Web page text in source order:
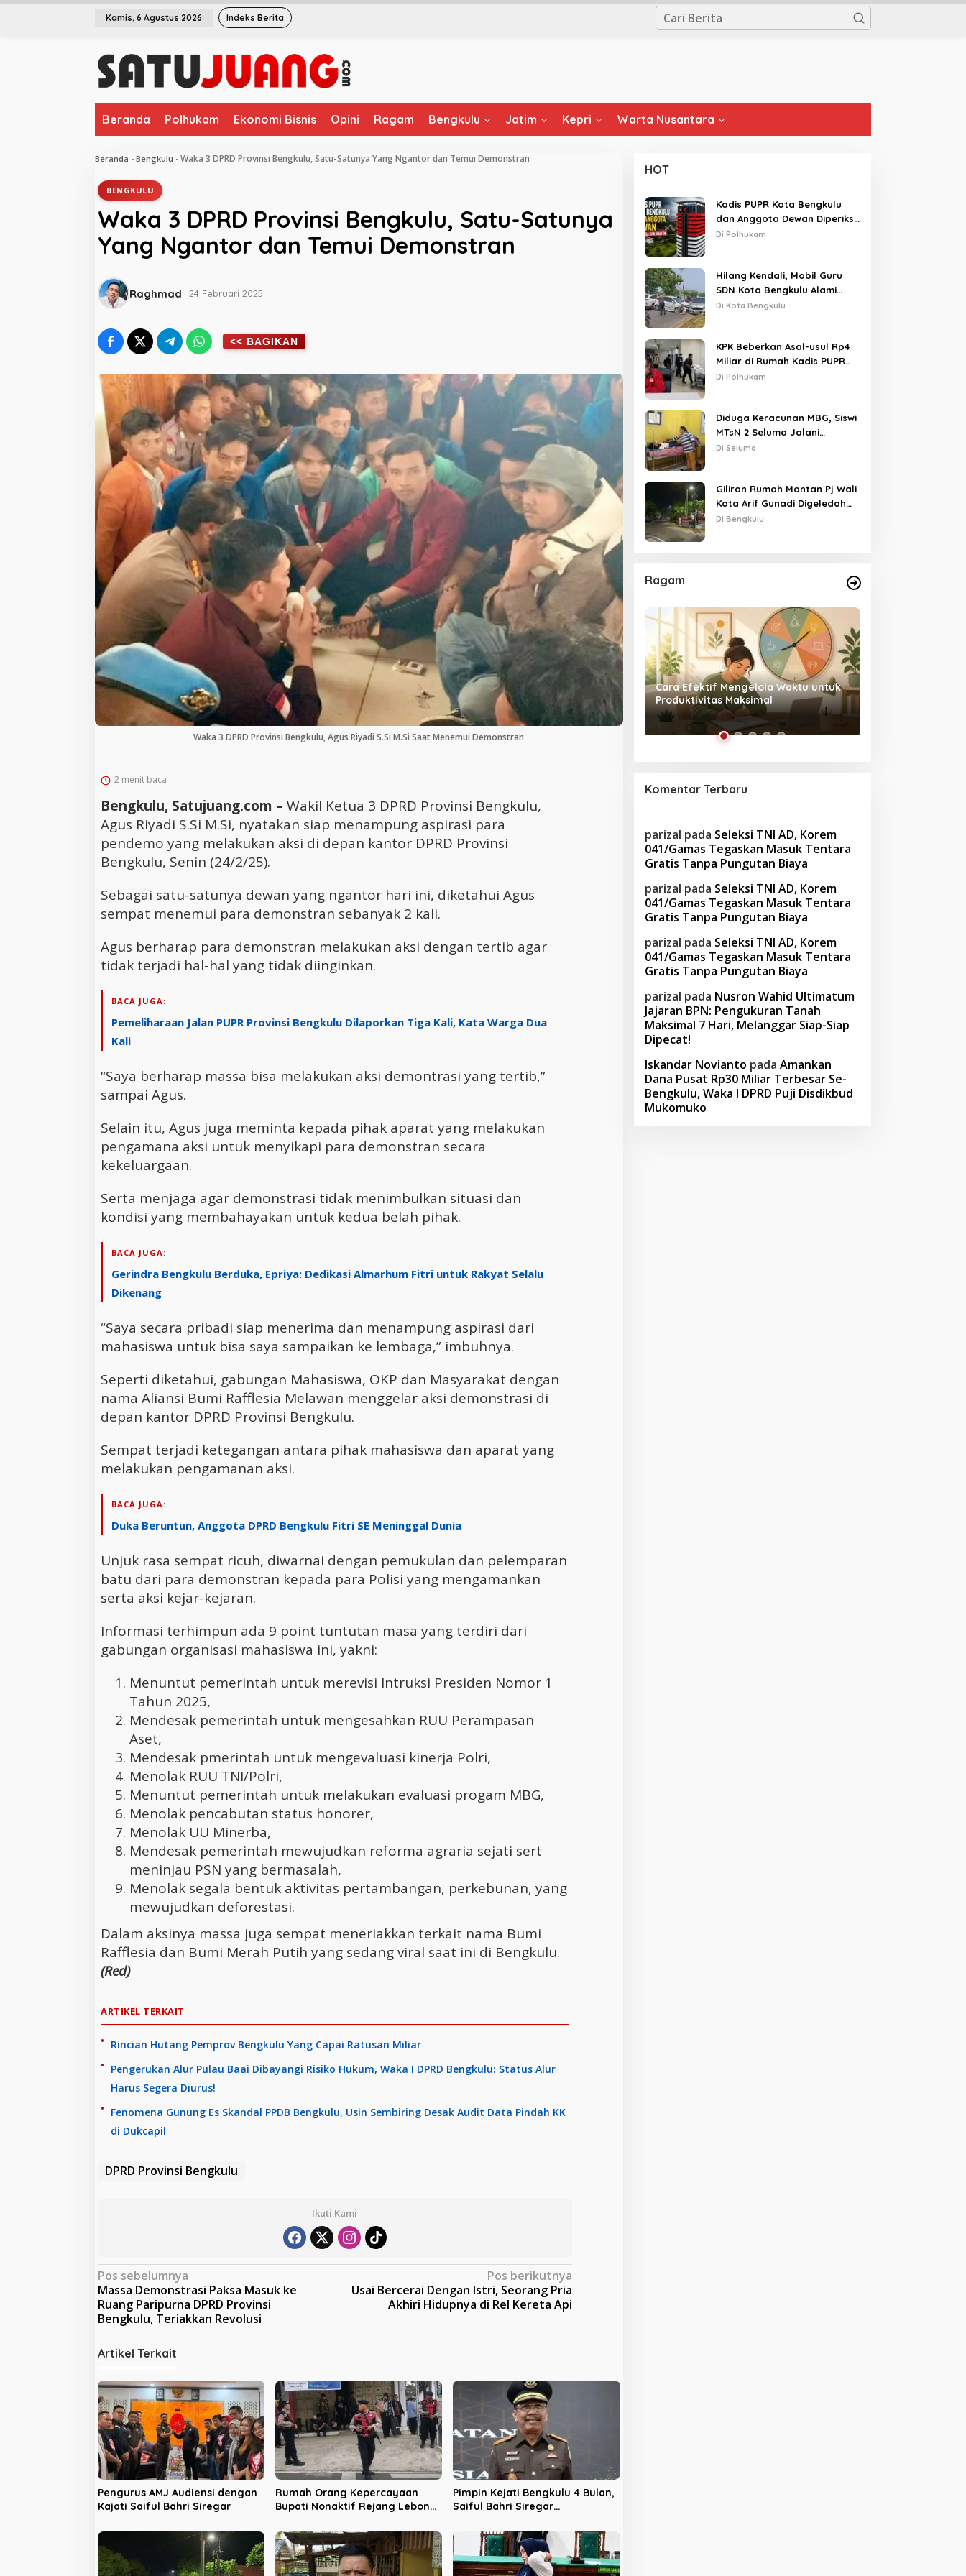
L
Kamis, 6 Agustus 2026 Indeks Berita
Beranda Polhukam Ekonomi Bisnis Opini Ragam Bengkulu Jatim Kepri Warta Nusantara
Beranda - Bengkulu - Waka 3 DPRD Provinsi Bengkulu, Satu-Satunya Yang Ngantor dan Temui Demonstran
BENGKULU
Waka 3 DPRD Provinsi Bengkulu, Satu-Satunya
Yang Ngantor dan Temui Demonstran
Raghmad 24 Februari 2025
Waka 3 DPRD Provinsi Bengkulu, Agus Riyadi S.Si M.Si Saat Menemui Demonstran
2 menit baca
Bengkulu, Satujuang.com – Wakil Ketua 3 DPRD Provinsi Bengkulu,
Agus Riyadi S.Si M.Si, nyatakan siap menampung aspirasi para
pendemo yang melakukan aksi di depan kantor DPRD Provinsi
Bengkulu, Senin (24/2/25).
Sebagai satu-satunya dewan yang ngantor hari ini, diketahui Agus
sempat menemui para demonstran sebanyak 2 kali.
Agus berharap para demonstran melakukan aksi dengan tertib agar
tidak terjadi hal-hal yang tidak diinginkan.
BACA JUGA:
Pemeliharaan Jalan PUPR Provinsi Bengkulu Dilaporkan Tiga Kali, Kata Warga Dua
Kali
“Saya berharap massa bisa melakukan aksi demontrasi yang tertib,”
sampai Agus.
Selain itu, Agus juga meminta kepada pihak aparat yang melakukan
pengamana aksi untuk menyikapi para demonstran secara
kekeluargaan.
Serta menjaga agar demonstrasi tidak menimbulkan situasi dan
kondisi yang membahayakan untuk kedua belah pihak.
BACA JUGA:
Gerindra Bengkulu Berduka, Epriya: Dedikasi Almarhum Fitri untuk Rakyat Selalu
Dikenang
“Saya secara pribadi siap menerima dan menampung aspirasi dari
mahasiswa untuk bisa saya sampaikan ke lembaga,” imbuhnya.
Seperti diketahui, gabungan Mahasiswa, OKP dan Masyarakat dengan
nama Aliansi Bumi Rafflesia Melawan menggelar aksi demonstrasi di
depan kantor DPRD Provinsi Bengkulu.
Sempat terjadi ketegangan antara pihak mahasiswa dan aparat yang
melakukan pengamanan aksi.
BACA JUGA:
Duka Beruntun, Anggota DPRD Bengkulu Fitri SE Meninggal Dunia
Unjuk rasa sempat ricuh, diwarnai dengan pemukulan dan pelemparan
batu dari para demonstran kepada para Polisi yang mengamankan
serta aksi kejar-kejaran.
Informasi terhimpun ada 9 point tuntutan masa yang terdiri dari
gabungan organisasi mahasiswa ini, yakni:
Menuntut pemerintah untuk merevisi Intruksi Presiden Nomor 1
Tahun 2025,
Mendesak pemerintah untuk mengesahkan RUU Perampasan
Aset,
Mendesak pmerintah untuk mengevaluasi kinerja Polri,
Menolak RUU TNI/Polri,
Menuntut pemerintah untuk melakukan evaluasi progam MBG,
Menolak pencabutan status honorer,
Menolak UU Minerba,
Mendesak pemerintah mewujudkan reforma agraria sejati sert
meninjau PSN yang bermasalah,
Menolak segala bentuk aktivitas pertambangan, perkebunan, yang
mewujudkan deforestasi.
Dalam aksinya massa juga sempat meneriakkan terkait nama Bumi
Rafflesia dan Bumi Merah Putih yang sedang viral saat ini di Bengkulu.
(Red)
ARTIKEL TERKAIT
Rincian Hutang Pemprov Bengkulu Yang Capai Ratusan Miliar
Pengerukan Alur Pulau Baai Dibayangi Risiko Hukum, Waka I DPRD Bengkulu: Status Alur
Harus Segera Diurus!
Fenomena Gunung Es Skandal PPDB Bengkulu, Usin Sembiring Desak Audit Data Pindah KK
di Dukcapil
DPRD Provinsi Bengkulu
Ikuti Kami
N
a
v
g
a
s
i
p
o
s
Pos sebelumnya
Massa Demonstrasi Paksa Masuk ke
Ruang Paripurna DPRD Provinsi
Bengkulu, Teriakkan Revolusi
Pos berikutnya
Usai Bercerai Dengan Istri, Seorang Pria
Akhiri Hidupnya di Rel Kereta Api
Artikel Terkait
Pengurus AMJ Audiensi dengan
Kajati Saiful Bahri Siregar
Rumah Orang Kepercayaan
Bupati Nonaktif Rejang Lebong
Pimpin Kejati Bengkulu 4 Bulan,
Saiful Bahri Siregar
Penyidikan JAMPIDSUS
HOT
Kadis PUPR Kota Bengkulu
dan Anggota Dewan Diperiksa
KPK Hari Ini
Di Polhukam
Hilang Kendali, Mobil Guru
SDN Kota Bengkulu Alami
Tabrakan Beruntun di Lampu
Di Kota Bengkulu
KPK Beberkan Asal-usul Rp4
Miliar di Rumah Kadis PUPR
Kota Bengkulu
Di Polhukam
Diduga Keracunan MBG, Siswi
MTsN 2 Seluma Jalani
Perawatan Intensif di RSUD
Di Seluma
Giliran Rumah Mantan Pj Wali
Kota Arif Gunadi Digeledah
KPK, Sinyal Pengusutan
Di Bengkulu
Ragam
Cara Efektif Mengelola Waktu untuk
Produktivitas Maksimal
Tanpa Skrip, Penuh Interaksi:
‘Beghusik Ghumah Nggi’ Hadirkan
Ruang Digital Seperti Rumah Sendiri
Komentar Terbaru
parizal pada Seleksi TNI AD, Korem
041/Gamas Tegaskan Masuk Tentara
Gratis Tanpa Pungutan Biaya
parizal pada Seleksi TNI AD, Korem
041/Gamas Tegaskan Masuk Tentara
Gratis Tanpa Pungutan Biaya
parizal pada Seleksi TNI AD, Korem
041/Gamas Tegaskan Masuk Tentara
Gratis Tanpa Pungutan Biaya
parizal pada Nusron Wahid Ultimatum
Jajaran BPN: Pengukuran Tanah
Maksimal 7 Hari, Melanggar Siap-Siap
Dipecat!
Iskandar Novianto pada Amankan
Dana Pusat Rp30 Miliar Terbesar Se-
Bengkulu, Waka I DPRD Puji Disdikbud
Mukomuko